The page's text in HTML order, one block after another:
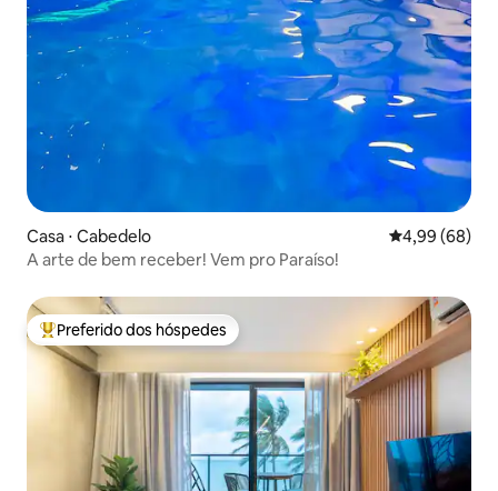
Casa ⋅ Cabedelo 4,99 de uma
4,99 (68)
A arte de bem receber! Vem pro Paraíso!
Entre os melhores preferidos dos hóspedes
Preferido dos hóspedes